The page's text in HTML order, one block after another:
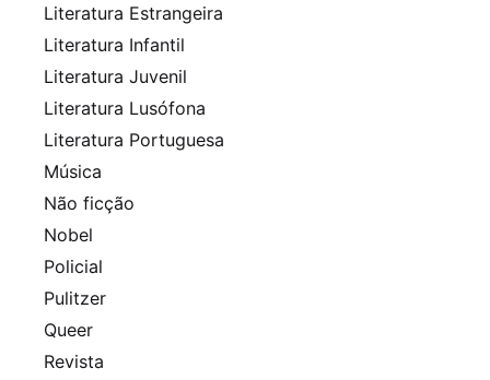
Literatura Estrangeira
Literatura Infantil
Literatura Juvenil
Literatura Lusófona
Literatura Portuguesa
Música
Não ficção
Nobel
Policial
Pulitzer
Queer
Revista